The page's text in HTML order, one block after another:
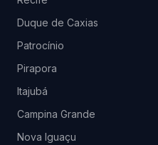
Duque de Caxias
Patrocínio
Pirapora
Itajubá
Campina Grande
Nova Iguaçu